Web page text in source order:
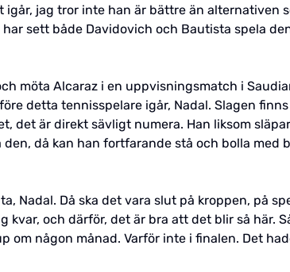
jag tror inte han är bättre än alternativen
sett både Davidovich och Bautista spela
möta Alcaraz i en uppvisningsmatch i
detta tennisspelare igår, Nadal. Slagen
det är direkt sävligt numera. Han liksom
då kan han fortfarande stå och bolla med
Nadal. Då ska det vara slut på kroppen, på
och därför, det är bra att det blir så här.
om någon månad. Varför inte i finalen. Det